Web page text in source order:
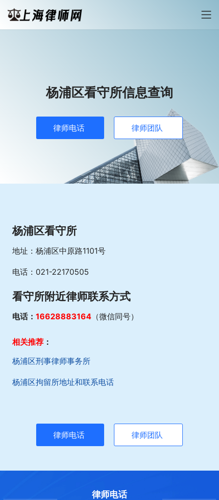
杨浦区看守所信息查询
律师电话 律师团队
杨浦区看守所
地址：杨浦区中原路1101号
电话：021-22170505
看守所附近律师联系方式
电话： 16628883164 （微信同号）
相关推荐 ：
杨浦区刑事律师事务所
杨浦区拘留所地址和联系电话
律师电话 律师团队
律师电话